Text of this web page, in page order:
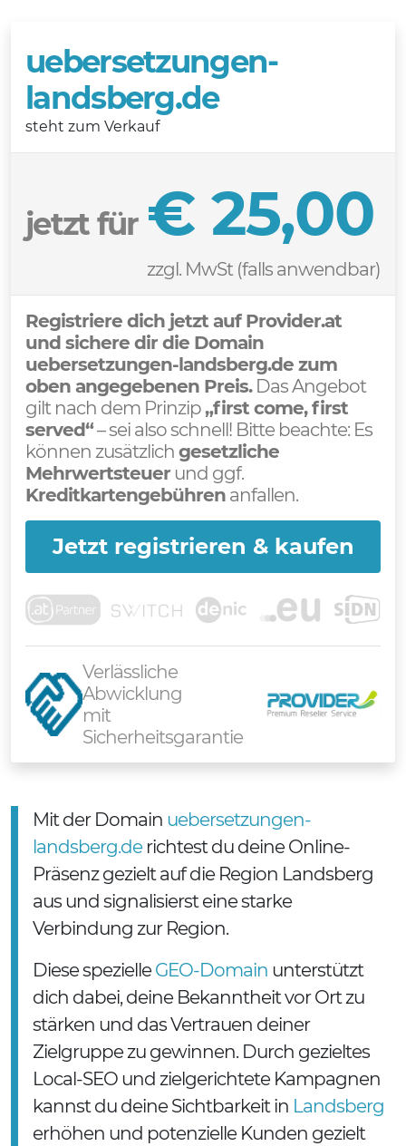
Mit der Domain uebersetzungen-
landsberg.derichtest du deine Online-
Präsenz gezielt auf die Region Landsberg
aus und signalisierst eine starke
Verbindung zur Region.
Diese spezielleGEO-Domain unterstützt
dich dabei, deine Bekanntheit vor Ort zu
stärken und das Vertrauen deiner
Zielgruppe zu gewinnen. Durch gezieltes
Local-SEO und zielgerichtete Kampagnen
kannst du deine Sichtbarkeit in Landsberg
erhöhen und potenzielle Kunden gezielt
uebersetzungen-
landsberg.de
steht zum Verkauf
jetzt für € 25,00
zzgl. MwSt (falls anwendbar)
Registriere dich jetzt auf Provider.at
und sichere dir die Domain
uebersetzungen-landsberg.de zum
oben angegebenen Preis.Das Angebot
gilt nach dem Prinzip„first come, first
served“– sei also schnell! Bitte beachte: Es
können zusätzlich gesetzliche
Mehrwertsteuer und ggf.
Kreditkartengebühren anfallen.
Jetzt registrieren & kaufen
Verlässliche
Abwicklung
mit
Sicherheitsgarantie